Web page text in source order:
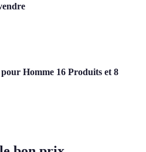
Homme 16 Produits et 8